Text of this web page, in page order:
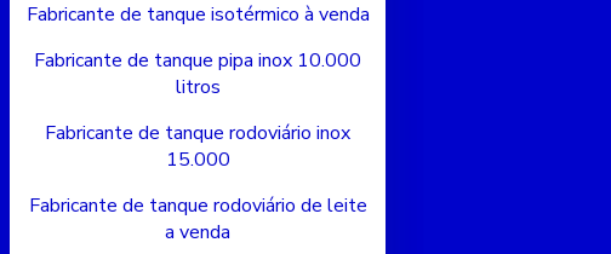
Fabricante de tanque isotérmico à venda
Fabricante de tanque pipa inox 10.000
litros
Fabricante de tanque rodoviário inox
15.000
Fabricante de tanque rodoviário de leite
a venda